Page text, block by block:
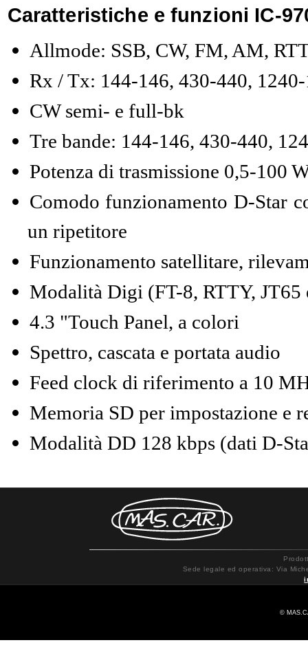
Caratteristiche e funzioni IC-
Allmode: SSB, CW, FM, AM,
Rx / Tx: 144-146, 430-440,
CW semi- e full-bk
Tre bande: 144-146, 430-440,
Potenza di trasmissione 0,5-100
Comodo funzionamento D-Star
un ripetitore
Funzionamento satellitare,
Modalità Digi (FT-8, RTTY, JT65
4.3 "Touch Panel, a colori
Spettro, cascata e portata audio
Feed clock di riferimento a 10
Memoria SD per impostazione e
Modalità DD 128 kbps (dati D-
Sede legale ed operativa: Via
©